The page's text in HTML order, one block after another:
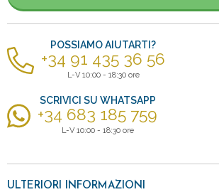
POSSIAMO AIUTARTI?
+34 91 435 36 56
L-V 10:00 - 18:30 ore
SCRIVICI SU WHATSAPP
+34 683 185 759
L-V 10:00 - 18:30 ore
ULTERIORI INFORMAZIONI